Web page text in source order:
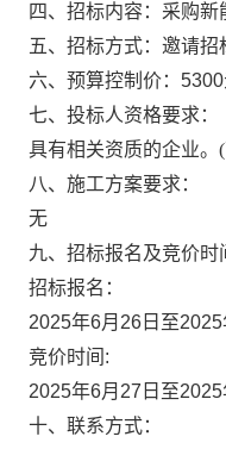
四、招标内容：采购新
五、招标方式： 邀请招
六、预算控制价： 5300
七、投标人资格要求：
具有相关资质的企业。
八、施工方案要求：
无
九、招标报名及竞价时
招标报名：
2025年6月26 日至2025
竞价时间 :
2025年6月27日 至2025
十、联系方式：